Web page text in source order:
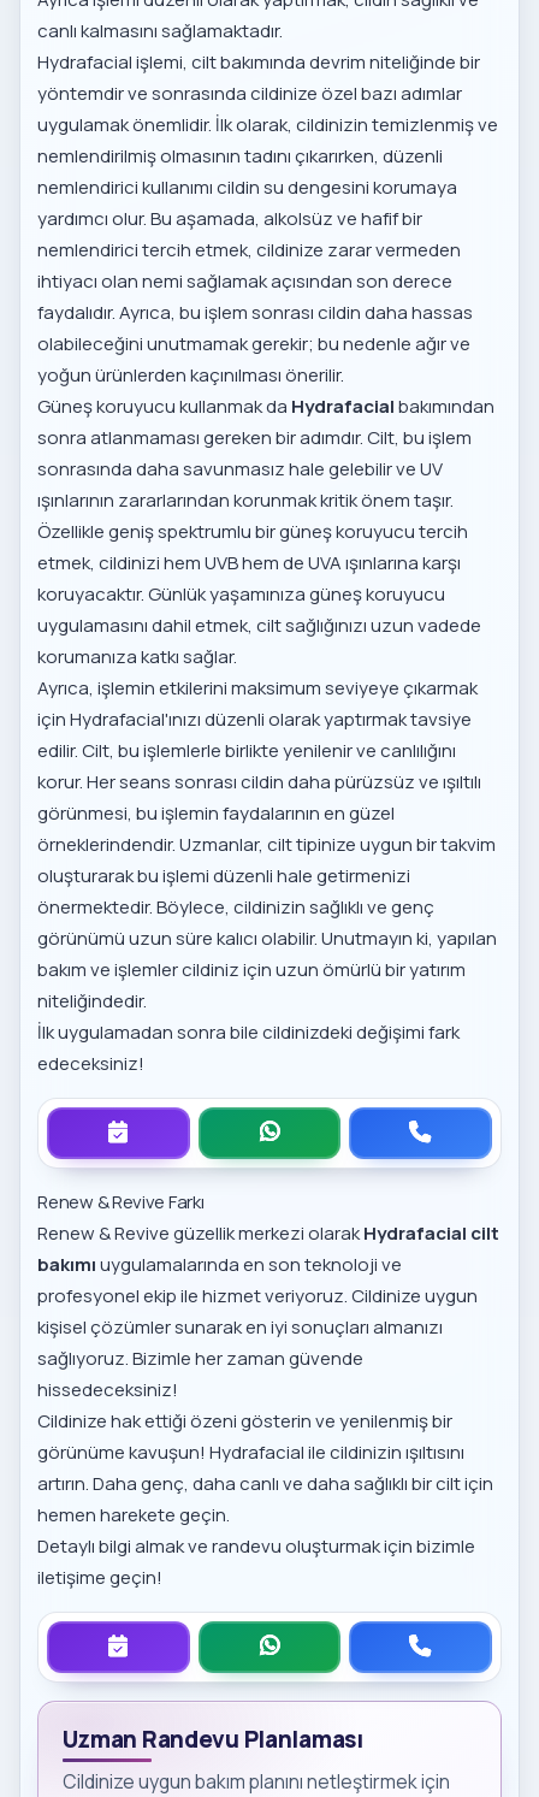
canlı kalmasını sağlamaktadır.
Hydrafacial işlemi, cilt bakımında devrim niteliğinde bir
yöntemdir ve sonrasında cildinize özel bazı adımlar
uygulamak önemlidir. İlk olarak, cildinizin temizlenmiş ve
nemlendirilmiş olmasının tadını çıkarırken, düzenli
nemlendirici kullanımı cildin su dengesini korumaya
yardımcı olur. Bu aşamada, alkolsüz ve hafif bir
nemlendirici tercih etmek, cildinize zarar vermeden
ihtiyacı olan nemi sağlamak açısından son derece
faydalıdır. Ayrıca, bu işlem sonrası cildin daha hassas
olabileceğini unutmamak gerekir; bu nedenle ağır ve
yoğun ürünlerden kaçınılması önerilir.
Güneş koruyucu kullanmak da Hydrafacialbakımından
sonra atlanmaması gereken bir adımdır. Cilt, bu işlem
sonrasında daha savunmasız hale gelebilir ve UV
ışınlarının zararlarından korunmak kritik önem taşır.
Özellikle geniş spektrumlu bir güneş koruyucu tercih
etmek, cildinizi hem UVB hem de UVA ışınlarına karşı
koruyacaktır. Günlük yaşamınıza güneş koruyucu
uygulamasını dahil etmek, cilt sağlığınızı uzun vadede
korumanıza katkı sağlar.
Ayrıca, işlemin etkilerini maksimum seviyeye çıkarmak
için Hydrafacial'ınızı düzenli olarak yaptırmak tavsiye
edilir. Cilt, bu işlemlerle birlikte yenilenir ve canlılığını
korur. Her seans sonrası cildin daha pürüzsüz ve ışıltılı
görünmesi, bu işlemin faydalarının en güzel
örneklerindendir. Uzmanlar, cilt tipinize uygun bir takvim
oluşturarak bu işlemi düzenli hale getirmenizi
önermektedir. Böylece, cildinizin sağlıklı ve genç
görünümü uzun süre kalıcı olabilir. Unutmayın ki, yapılan
bakım ve işlemler cildiniz için uzun ömürlü bir yatırım
niteliğindedir.
İlk uygulamadan sonra bile cildinizdeki değişimi fark
edeceksiniz!
Renew & Revive Farkı
Renew & Revive güzellik merkezi olarakHydrafacial cilt
bakımıuygulamalarında en son teknoloji ve
profesyonel ekip ile hizmet veriyoruz. Cildinize uygun
kişisel çözümler sunarak en iyi sonuçları almanızı
sağlıyoruz. Bizimle her zaman güvende
hissedeceksiniz!
Cildinize hak ettiği özeni gösterin ve yenilenmiş bir
görünüme kavuşun! Hydrafacial ile cildinizin ışıltısını
artırın. Daha genç, daha canlı ve daha sağlıklı bir cilt için
hemen harekete geçin.
Detaylı bilgi almak ve randevu oluşturmak için bizimle
iletişime geçin!
Uzman Randevu Planlaması
Cildinize uygun bakım planını netleştirmek için